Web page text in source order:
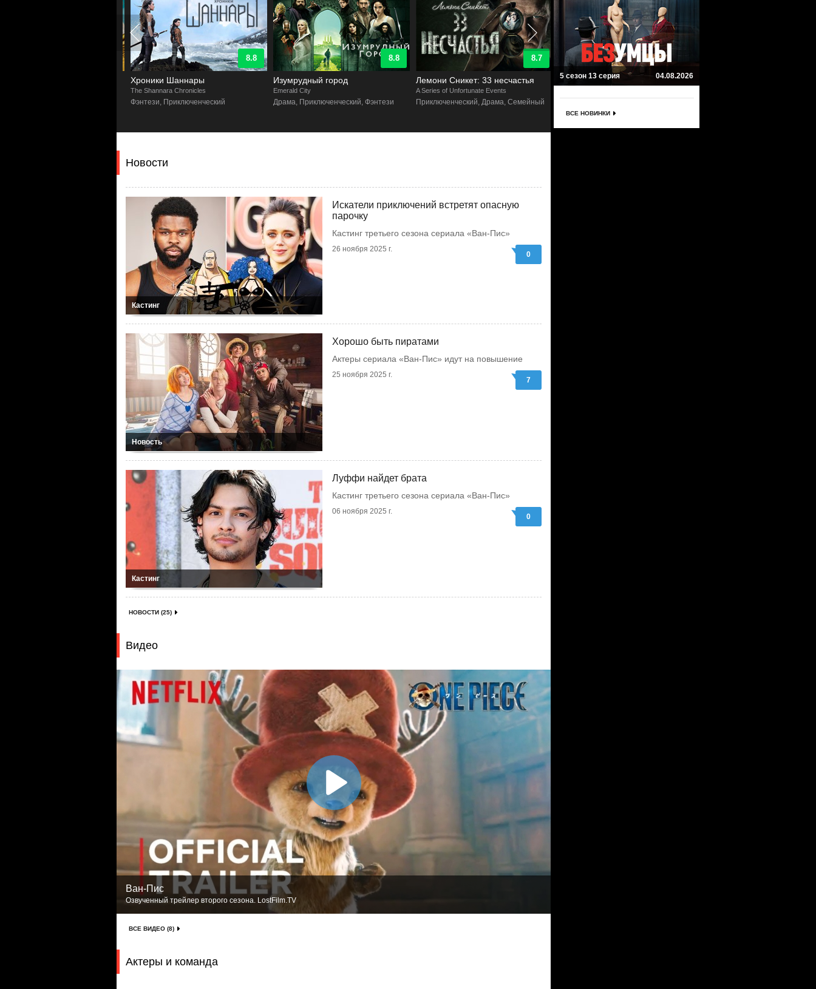
8.8
Хроники Шаннары
The Shannara Chronicles
Фэнтези, Приключенческий
8.8
Изумрудный город
Emerald City
Драма, Приключенческий, Фэнтези
8.7
Лемони Сникет: 33 несчастья
A Series of Unfortunate Events
Приключенческий, Драма, Семейный
Темные начала
Новости
Кастинг
Искатели приключений встретят опасную
парочку
Кастинг третьего сезона сериала «Ван-Пис»
26 ноября 2025 г.
0
Новость
Хорошо быть пиратами
Актеры сериала «Ван-Пис» идут на повышение
25 ноября 2025 г.
7
Кастинг
Луффи найдет брата
Кастинг третьего сезона сериала «Ван-Пис»
06 ноября 2025 г.
0
НОВОСТИ (25)
Видео
Ван-Пис
Озвученный трейлер второго сезона. LostFilm.TV
ВСЕ ВИДЕО (8)
Актеры и команда
5 сезон 13 серия 04.08.2026
ВСЕ НОВИНКИ